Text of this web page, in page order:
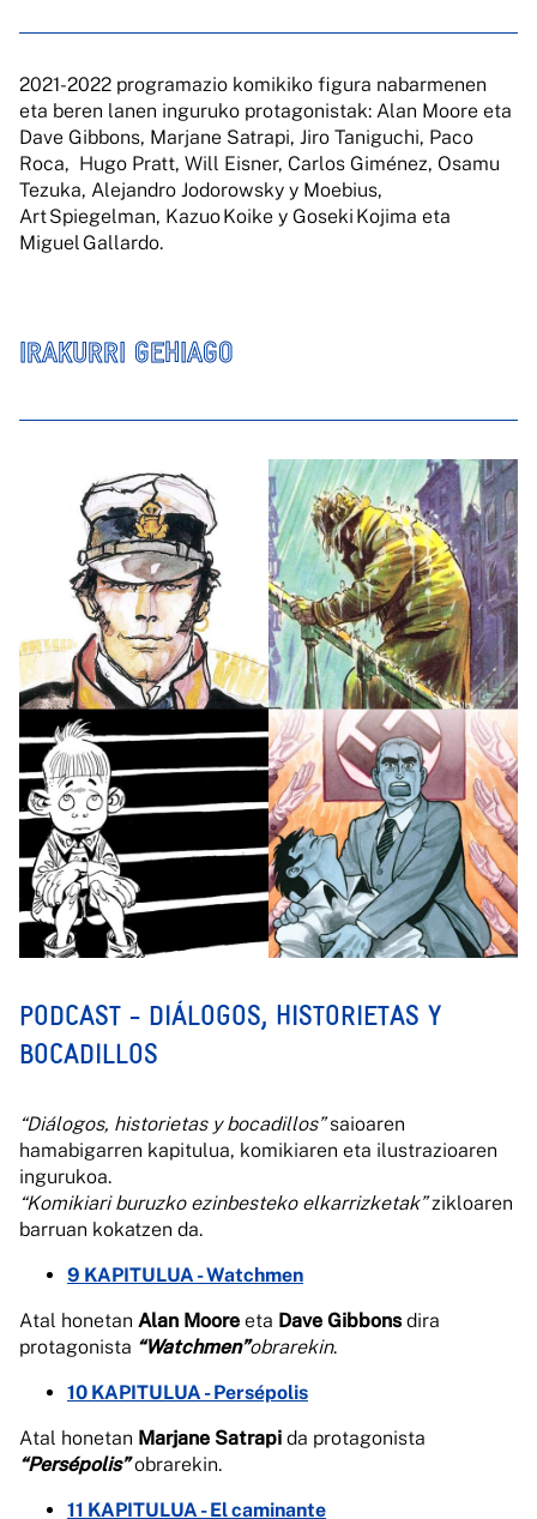
2021-2022 programazio komikiko figura nabarmenen
eta beren lanen inguruko protagonistak: Alan Moore eta
Dave Gibbons, Marjane Satrapi, Jiro Taniguchi, Paco
Roca, Hugo Pratt, Will Eisner, Carlos Giménez, Osamu
Tezuka, Alejandro Jodorowsky y Moebius,
Art Spiegelman, Kazuo Koike y Goseki Kojima eta
Miguel Gallardo.
IRAKURRI GEHIAGO
PODCAST - DIÁLOGOS, HISTORIETAS Y
BOCADILLOS
“Diálogos, historietas y bocadillos”saioaren
hamabigarren kapitulua, komikiaren eta ilustrazioaren
ingurukoa.
“Komikiari buruzko ezinbesteko elkarrizketak”zikloaren
barruan kokatzen da.
9 KAPITULUA - Watchmen
Atal honetan Alan Moore eta Dave Gibbons dira
protagonista “Watchmen”obrarekin.
10 KAPITULUA - Persépolis
Atal honetan Marjane Satrapi da protagonista
“Persépolis”obrarekin.
11 KAPITULUA - El caminante